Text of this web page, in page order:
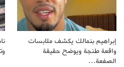
إبراهيم بنمالك يكشف ملابسات
واقعة طنجة ويوضح حقيقة
الصفعة…